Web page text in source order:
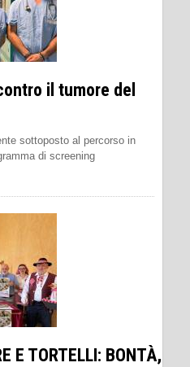
il tumore del
sottoposto al percorso in
di screening
E TORTELLI: BONTÀ,